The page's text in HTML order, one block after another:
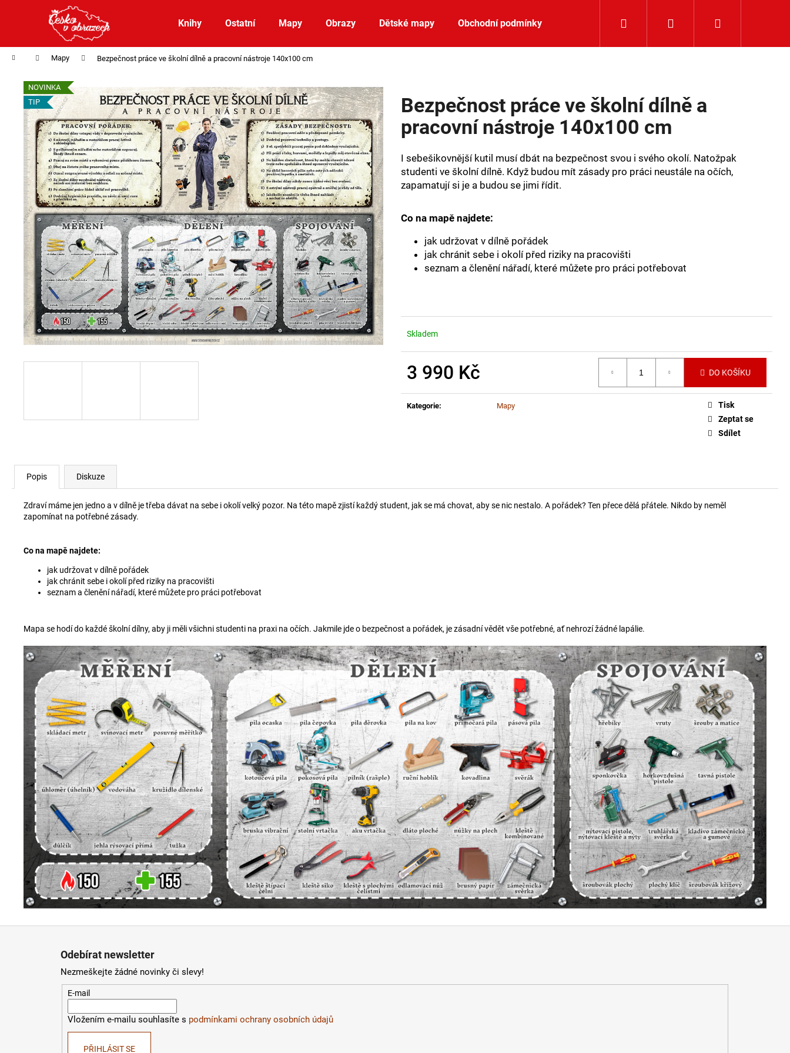
Knihy Ostatní Mapy Obrazy Dětské mapy Obchodní podmínky Přihlášení
Domů Mapy Bezpečnost práce ve školní dílně a pracovní nástroje 140x100 cm
Bezpečnost práce ve školní dílně a
pracovní nástroje 140x100 cm
I sebešikovnější kutil musí dbát na bezpečnost svou i svého okolí. Natožpak
studenti ve školní dílně. Když budou mít zásady pro práci neustále na očích,
zapamatují si je a budou se jimi řídit.
Co na mapě najdete:
jak udržovat v dílně pořádek
jak chránit sebe i okolí před riziky na pracovišti
seznam a členění nářadí, které můžete pro práci potřebovat
Skladem
3 990 Kč DO KOŠÍKU
Kategorie: Mapy
Tisk
Zeptat se
Sdílet
NOVINKA
TIP
Popis Diskuze
Zdraví máme jen jedno a v dílně je třeba dávat na sebe i okolí velký pozor. Na této mapě zjistí každý student, jak se má chovat, aby se nic nestalo. A pořádek? Ten přece dělá přátele. Nikdo by neměl
zapomínat na potřebné zásady.
Co na mapě najdete:
jak udržovat v dílně pořádek
jak chránit sebe i okolí před riziky na pracovišti
seznam a členění nářadí, které můžete pro práci potřebovat
Mapa se hodí do každé školní dílny, aby ji měli všichni studenti na praxi na očích. Jakmile jde o bezpečnost a pořádek, je zásadní vědět vše potřebné, ať nehrozí žádné lapálie.
Zpět
do
Zpět
do
Co potřebujete najít?
HLEDAT
Doporučujeme
Odebírat newsletter
Nezmeškejte žádné novinky či slevy!
E-mail
Vložením e-mailu souhlasíte s podmínkami ochrany osobních údajů
PŘIHLÁSIT SE